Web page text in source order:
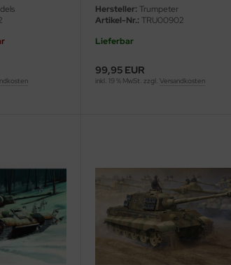
Hersteller: Trumpeter
Artikel-Nr.: TRU00902
Lieferbar
99,95 EUR
inkl. 19 % MwSt. zzgl.Versandkosten